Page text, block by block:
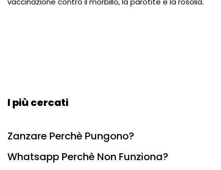
I più cercati
Zanzare Perchè Pungono?
Whatsapp Perchè Non Funziona?